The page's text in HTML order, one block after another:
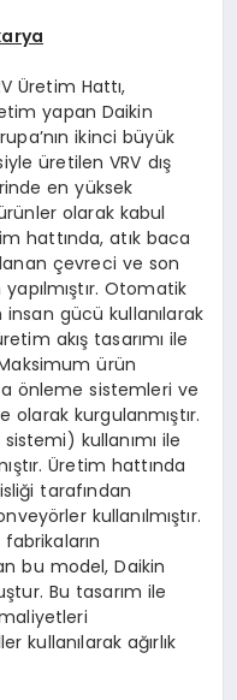
Üretim Hattı,
yapan Daikin
ikinci büyük
üretilen VRV dış
en yüksek
olarak kabul
hattında, atık baca
çevreci ve son
Otomatik
gücü kullanılarak
akış tasarımı ile
ürün
önleme sistemleri ve
kurgulanmıştır.
kullanımı ile
Üretim hattında
tarafından
kullanılmıştır.
bu model, Daikin
Bu tasarım ile
kullanılarak ağırlık